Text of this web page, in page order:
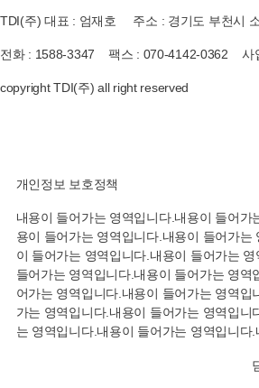
TDI(주) 대표 : 엄재호 주소 : 경기도 부천시
전화 : 1588-3347 팩스 : 070-4142-0362 사
copyright TDI(주) all right reserved
개인정보 보호정책
내용이 들어가는 영역입니다.내용이 들어
용이 들어가는 영역입니다.내용이 들어가
이 들어가는 영역입니다.내용이 들어가는
들어가는 영역입니다.내용이 들어가는 영
어가는 영역입니다.내용이 들어가는 영역
가는 영역입니다.내용이 들어가는 영역입
는 영역입니다.내용이 들어가는 영역입니다